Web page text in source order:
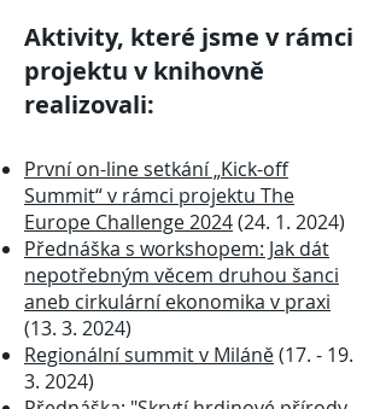
Aktivity, které jsme v rámci
projektu v knihovně
realizovali:
První on-line setkání „Kick-off
Summit“ v rámci projektu The
Europe Challenge 2024(24. 1. 2024)
Přednáška s workshopem: Jak dát
nepotřebným věcem druhou šanci
aneb cirkulární ekonomika v praxi
(13. 3. 2024)
Regionální summit v Miláně(17. - 19.
3. 2024)